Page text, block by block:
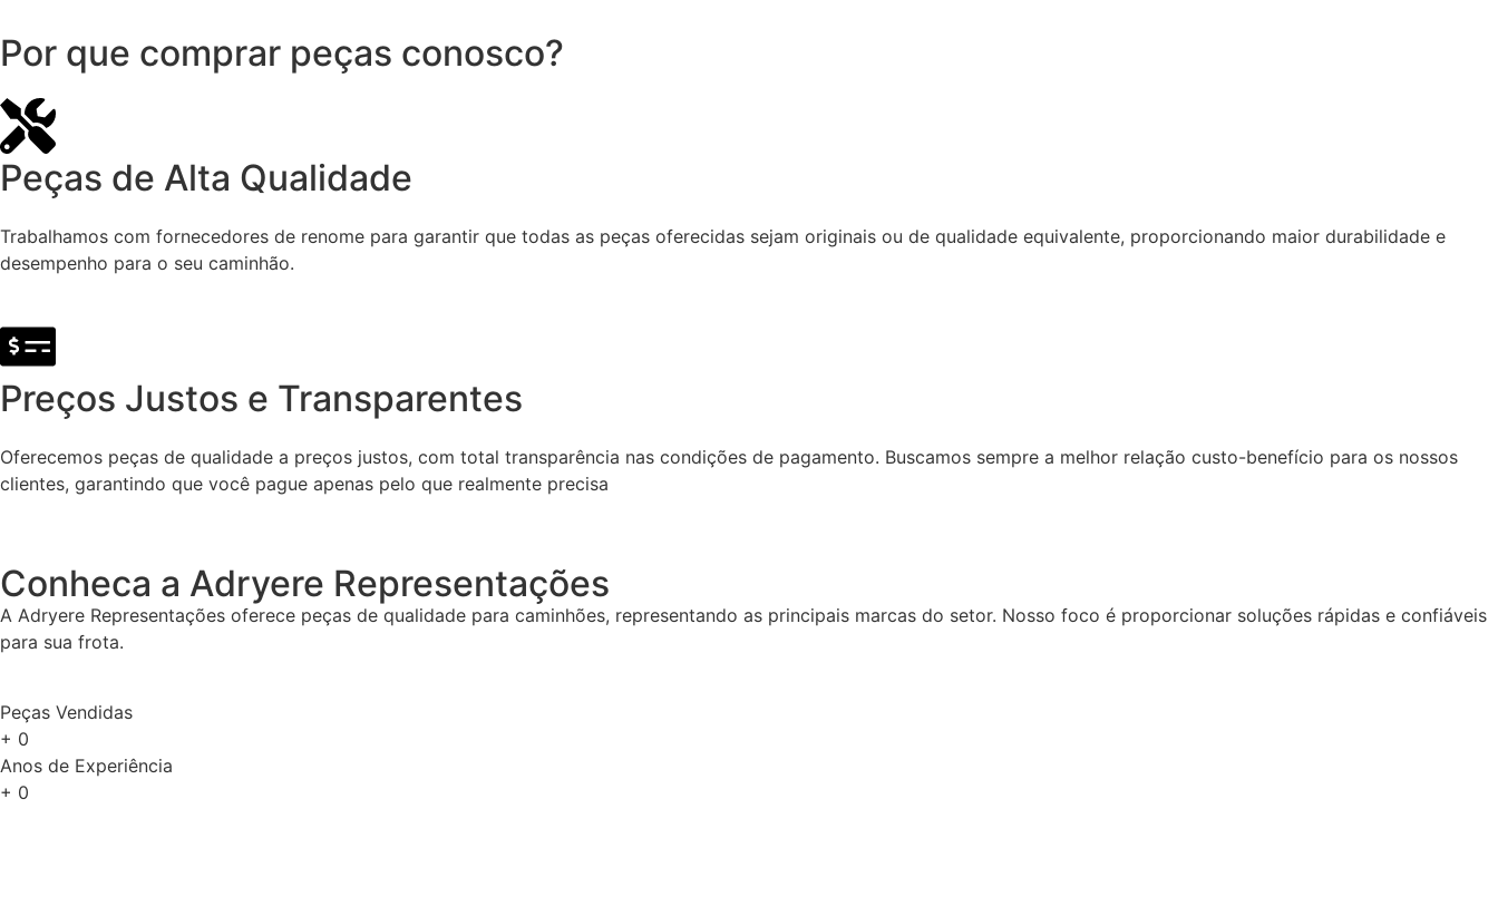
Por que comprar peças conosco?
Peças de Alta Qualidade
Trabalhamos com fornecedores de renome para garantir que todas as peças oferecidas sejam originais ou de qualidade equivalente, proporcionando maior durabilidade e
desempenho para o seu caminhão.
Preços Justos e Transparentes
Oferecemos peças de qualidade a preços justos, com total transparência nas condições de pagamento. Buscamos sempre a melhor relação custo-benefício para os nossos
clientes, garantindo que você pague apenas pelo que realmente precisa
Conheca a Adryere Representações
A Adryere Representações oferece peças de qualidade para caminhões, representando as principais marcas do setor. Nosso foco é proporcionar soluções rápidas e confiáveis
para sua frota.
Peças Vendidas
+ 0
Anos de Experiência
+ 0